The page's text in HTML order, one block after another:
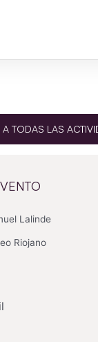
A TODAS LAS
Lalinde
Riojano